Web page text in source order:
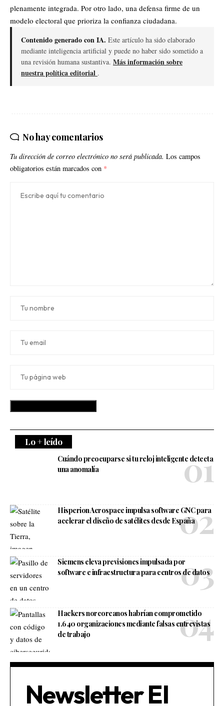
plenamente integrada. Por otro lado, una defensa firme de un
modelo electoral que prioriza la confianza ciudadana.
Contenido generado con IA. Este artículo ha sido elaborado
mediante inteligencia artificial y puede no haber sido sometido a
una revisión humana sustantiva. Más información sobre
nuestra política editorial .
No hay comentarios
Tu dirección de correo electrónico no será publicada. Los campos
obligatorios están marcados con *
Lo + leído
Cuándo preocuparse si tu reloj inteligente detecta
una anomalía
Hisperion Aerospace impulsa software GNC para
acelerar el diseño de satélites desde España
Siemens eleva previsiones impulsada por
software e infraestructura para centros de datos
Hackers norcoreanos habrían comprometido
1.640 organizaciones mediante falsas entrevistas
de trabajo
Newsletter El